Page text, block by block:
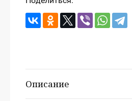
Описание